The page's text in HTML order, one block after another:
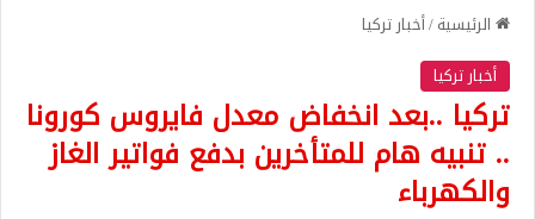
الرئيسية/أخبار تركيا
أخبار تركيا
تركيا ..بعد انخفاض معدل فايروس كورونا
.. تنبيه هام للمتأخرين بدفع فواتير الغاز
والكهرباء